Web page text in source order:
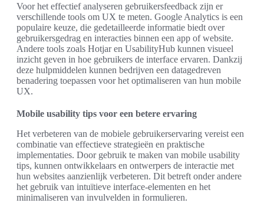
Voor het effectief analyseren gebruikersfeedback zijn er
verschillende tools om UX te meten. Google Analytics is een
populaire keuze, die gedetailleerde informatie biedt over
gebruikersgedrag en interacties binnen een app of website.
Andere tools zoals Hotjar en UsabilityHub kunnen visueel
inzicht geven in hoe gebruikers de interface ervaren. Dankzij
deze hulpmiddelen kunnen bedrijven een datagedreven
benadering toepassen voor het optimaliseren van hun mobile
UX.
Mobile usability tips voor een betere ervaring
Het verbeteren van de mobiele gebruikerservaring vereist een
combinatie van effectieve strategieën en praktische
implementaties. Door gebruik te maken van mobile usability
tips, kunnen ontwikkelaars en ontwerpers de interactie met
hun websites aanzienlijk verbeteren. Dit betreft onder andere
het gebruik van intuïtieve interface-elementen en het
minimaliseren van invulvelden in formulieren.